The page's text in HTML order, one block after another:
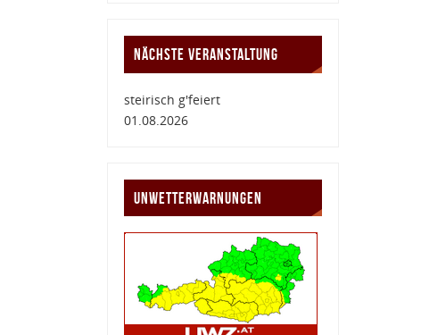
NÄCHSTE VERANSTALTUNG
steirisch g'feiert
01.08.2026
UNWETTERWARNUNGEN